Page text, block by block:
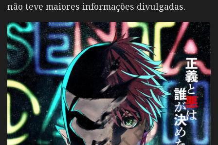
não teve maiores informações divulgadas.